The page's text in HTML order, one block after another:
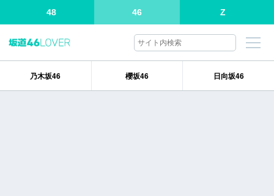
48 46 Z
乃木坂46 櫻坂46 日向坂46